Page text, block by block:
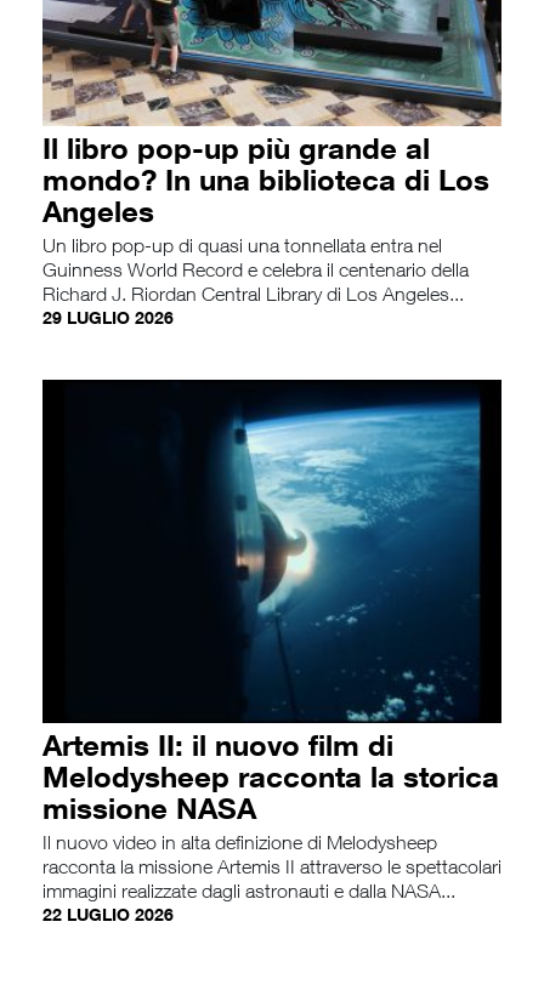
Il libro pop-up più grande al
mondo? In una biblioteca di Los
Angeles
Un libro pop-up di quasi una tonnellata entra nel
Guinness World Record e celebra il centenario della
Richard J. Riordan Central Library di Los Angeles...
29 LUGLIO 2026
Artemis II: il nuovo film di
Melodysheep racconta la storica
missione NASA
Il nuovo video in alta definizione di Melodysheep
racconta la missione Artemis II attraverso le spettacolari
immagini realizzate dagli astronauti e dalla NASA...
22 LUGLIO 2026